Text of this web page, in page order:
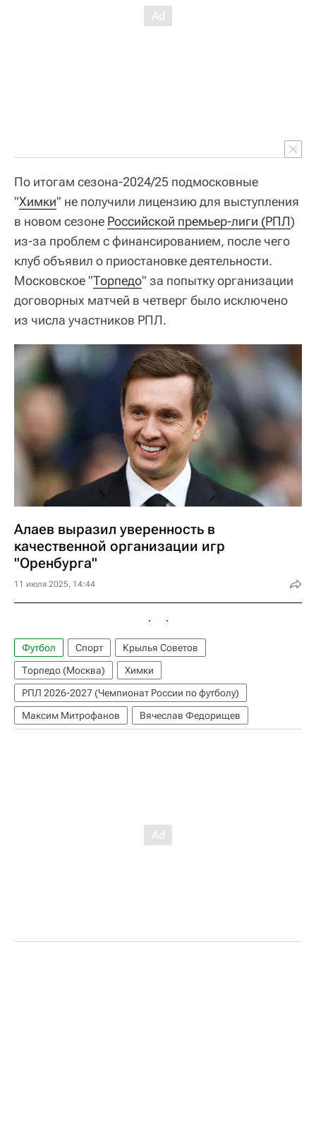
По итогам сезона-2024/25 подмосковные
"Химки" не получили лицензию для выступления
в новом сезоне Российской премьер-лиги (РПЛ)
из-за проблем с финансированием, после чего
клуб объявил о приостановке деятельности.
Московское "Торпедо" за попытку организации
договорных матчей в четверг было исключено
из числа участников РПЛ.
Алаев выразил уверенность в
качественной организации игр
"Оренбурга"
11 июля 2025, 14:44
Футбол Спорт
Крылья Советов
Торпедо (Москва)
Химки
РПЛ 2026-2027 (Чемпионат России по футболу)
Максим Митрофанов
Вячеслав Федорищев